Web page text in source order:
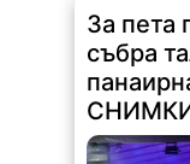
За пета
събра